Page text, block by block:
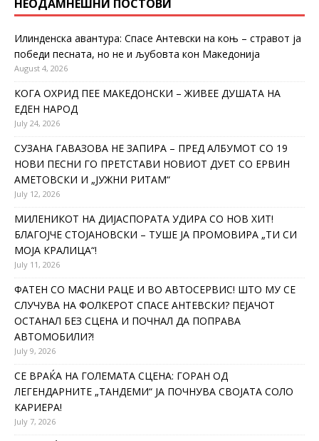
НЕОДАМНЕШНИ ПОСТОВИ
Илинденска авантура: Спасе Антевски на коњ – стравот ја
победи песната, но не и љубовта кон Македонија
August 4, 2026
КОГА ОХРИД ПЕЕ МАКЕДОНСКИ – ЖИВЕЕ ДУШАТА НА
ЕДЕН НАРОД
July 24, 2026
СУЗАНА ГАВАЗОВА НЕ ЗАПИРА – ПРЕД АЛБУМОТ СО 19
НОВИ ПЕСНИ ГО ПРЕТСТАВИ НОВИОТ ДУЕТ СО ЕРВИН
АМЕТОВСКИ И „ЈУЖНИ РИТАМ“
July 12, 2026
МИЛЕНИКОТ НА ДИЈАСПОРАТА УДИРА СО НОВ ХИТ!
БЛАГОЈЧЕ СТОЈАНОВСКИ – ТУШЕ ЈА ПРОМОВИРА „ТИ СИ
МОЈА КРАЛИЦА“!
July 11, 2026
ФАТЕН СО МАСНИ РАЦЕ И ВО АВТОСЕРВИС! ШТО МУ СЕ
СЛУЧУВА НА ФОЛКЕРОТ СПАСЕ АНТЕВСКИ? ПЕЈАЧОТ
ОСТАНАЛ БЕЗ СЦЕНА И ПОЧНАЛ ДА ПОПРАВА
АВТОМОБИЛИ?!
July 9, 2026
СЕ ВРАЌА НА ГОЛЕМАТА СЦЕНА: ГОРАН ОД
ЛЕГЕНДАРНИТЕ „ТАНДЕМИ“ ЈА ПОЧНУВА СВОЈАТА СОЛО
КАРИЕРА!
July 7, 2026